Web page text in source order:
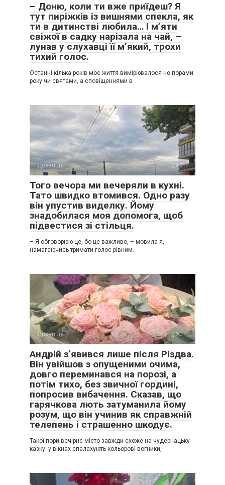
– Доню, коли ти вже приїдеш? Я
тут пиріжків із вишнями спекла, як
ти в дитинстві любила… І м’яти
свіжої в садку нарізала на чай, –
лунав у слухавці її м’який, трохи
тихий голос.
Останні кілька років моє життя вимірювалося не порами
року чи святами, а сповіщеннями в
Дозвілля 0
Того вечора ми вечеряли в кухні.
Тато швидко втомився. Одно разу
він упустив виделку. Йому
знадобилася моя допомога, щоб
підвестися зі стільця.
– Я обговорюю це, бо це важливо, – мовила я,
намагаючись тримати голос рівним.
Дозвілля 0
Андрій з’явився лише після Різдва.
Він увійшов з опущеними очима,
довго переминався на порозі, а
потім тихо, без звичної гордині,
попросив вибачення. Сказав, що
гарячкова лють затуманила йому
розум, що він учинив як справжній
телепень і страшенно шкодує.
Такої пори вечірнє місто завжди схоже на чудернацьку
казку: у вікнах спалахують кольорові вогники,